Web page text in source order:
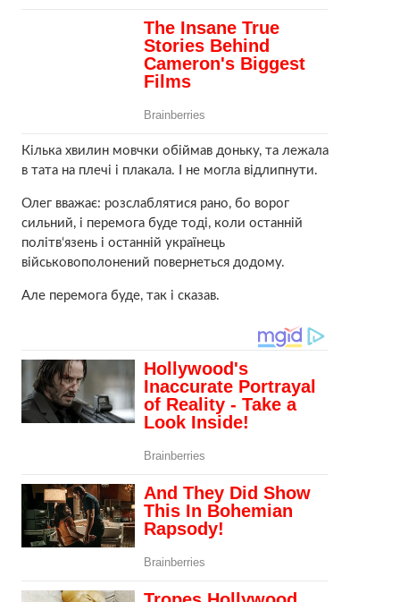
Кілька хвилин мовчки обіймав доньку, та лежала
в тата на плечі і плакала. І не могла відлипнути.
Олег вважає: розслаблятися рано, бо ворог
сильний, і перемога буде тоді, коли останній
політв‘язень і останній українець
військовополонений повернеться додому.
Але перемога буде, так і сказав.